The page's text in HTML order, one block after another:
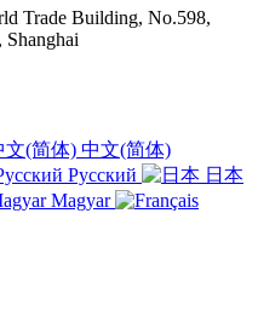
Trade Building, No.598,
中文(简体)
Русский
日本
Magyar